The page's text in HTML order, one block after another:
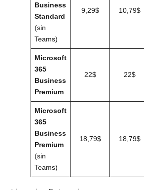
Business
Standard
(sin
Teams)
9,29$ 10,79$
Microsoft
365
Business
Premium
22$ 22$
Microsoft
365
Business
Premium
(sin
Teams)
18,79$ 18,79$